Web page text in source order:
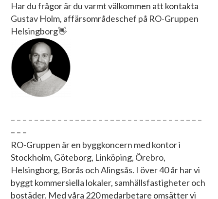
Har du frågor är du varmt välkommen att kontakta
Gustav Holm, affärsområdeschef på RO-Gruppen
Helsingborg👋
– – – – – – – – – – – – – – – – – – – – – – – – – – – – – – – – –
– – –
RO-Gruppen är en byggkoncern med kontor i
Stockholm, Göteborg, Linköping, Örebro,
Helsingborg, Borås och Alingsås. I över 40 år har vi
byggt kommersiella lokaler, samhällsfastigheter och
bostäder. Med våra 220 medarbetare omsätter vi